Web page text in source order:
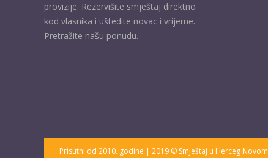
provizije. Rezervišite smještaj direktno
kod vlasnika i uštedite novac i vrijeme.
Pretražite našu ponudu.
Prisutni od 2010. godine | 2019 © Smještaj u Herceg Novom